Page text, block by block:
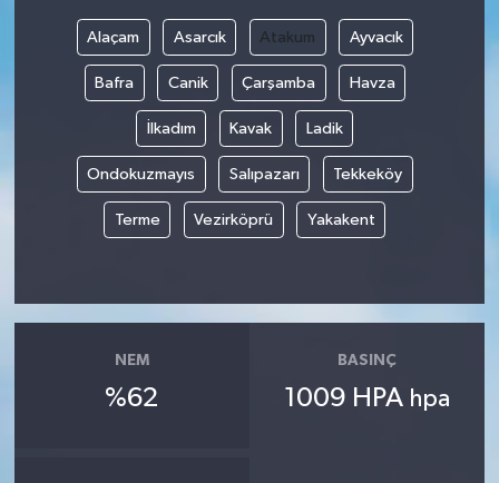
Alaçam Asarcık Atakum Ayvacık
Bafra Canik Çarşamba Havza
İlkadım Kavak Ladik
Ondokuzmayıs Salıpazarı Tekkeköy
Terme Vezirköprü Yakakent
NEM
%62
BASINÇ
1009 HPA hpa
Siyaset
Spor
Yaşam